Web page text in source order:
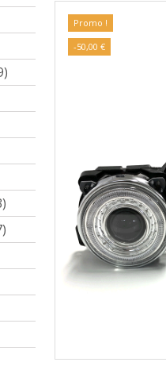
Promo !
-50,00 €